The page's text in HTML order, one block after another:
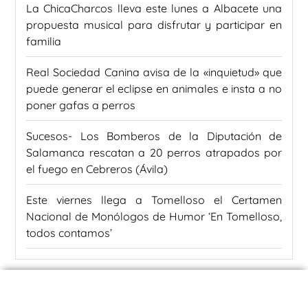
La ChicaCharcos lleva este lunes a Albacete una
propuesta musical para disfrutar y participar en
familia
Real Sociedad Canina avisa de la «inquietud» que
puede generar el eclipse en animales e insta a no
poner gafas a perros
Sucesos- Los Bomberos de la Diputación de
Salamanca rescatan a 20 perros atrapados por
el fuego en Cebreros (Ávila)
Este viernes llega a Tomelloso el Certamen
Nacional de Monólogos de Humor ‘En Tomelloso,
todos contamos’